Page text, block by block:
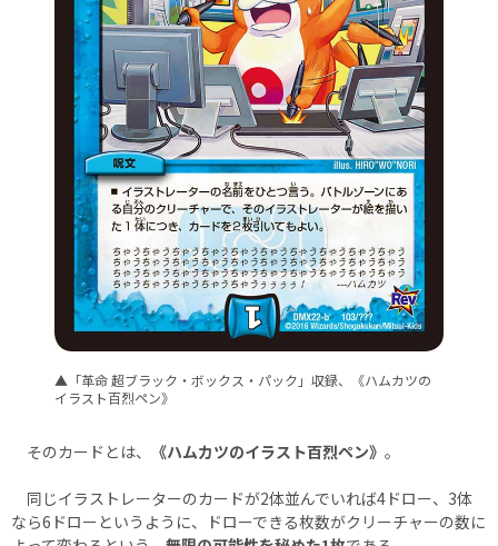
▲「革命 超ブラック・ボックス・パック」収録、《ハムカツの
イラスト百烈ペン》
そのカードとは、 《ハムカツのイラスト百烈ペン》 。
同じイラストレーターのカードが2体並んでいれば4ドロー、3体
なら6ドローというように、ドローできる枚数がクリーチャーの数に